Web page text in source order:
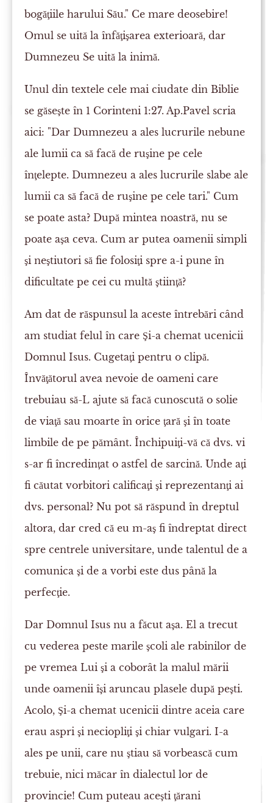
bogăţiile harului Său." Ce mare deosebire!
Omul se uită la înfăţişarea exterioară, dar
Dumnezeu Se uită la inimă.
Unul din textele cele mai ciudate din Biblie
se găseşte în 1 Corinteni 1:27. Ap.Pavel scria
aici: "Dar Dumnezeu a ales lucrurile nebune
ale lumii ca să facă de ruşine pe cele
înţelepte. Dumnezeu a ales lucrurile slabe ale
lumii ca să facă de ruşine pe cele tari." Cum
se poate asta? După mintea noastră, nu se
poate aşa ceva. Cum ar putea oamenii simpli
şi neştiutori să fie folosiţi spre a-i pune în
dificultate pe cei cu multă ştiinţă?
Am dat de răspunsul la aceste întrebări când
am studiat felul în care Şi-a chemat ucenicii
Domnul Isus. Cugetaţi pentru o clipă.
Învăţătorul avea nevoie de oameni care
trebuiau să-L ajute să facă cunoscută o solie
de viaţă sau moarte în orice ţară şi în toate
limbile de pe pământ. Închipuiţi-vă că dvs. vi
s-ar fi încredinţat o astfel de sarcină. Unde aţi
fi căutat vorbitori calificaţi şi reprezentanţi ai
dvs. personal? Nu pot să răspund în dreptul
altora, dar cred că eu m-aş fi îndreptat direct
spre centrele universitare, unde talentul de a
comunica şi de a vorbi este dus până la
perfecţie.
Dar Domnul Isus nu a făcut aşa. El a trecut
cu vederea peste marile şcoli ale rabinilor de
pe vremea Lui şi a coborât la malul mării
unde oamenii îşi aruncau plasele după peşti.
Acolo, Şi-a chemat ucenicii dintre aceia care
erau aspri şi neciopliţi şi chiar vulgari. I-a
ales pe unii, care nu ştiau să vorbească cum
trebuie, nici măcar în dialectul lor de
provincie! Cum puteau aceşti ţărani